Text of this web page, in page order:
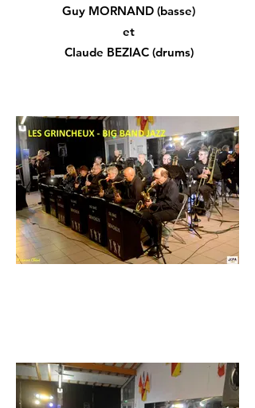
Guy MORNAND (basse)
et
Claude BEZIAC (drums)